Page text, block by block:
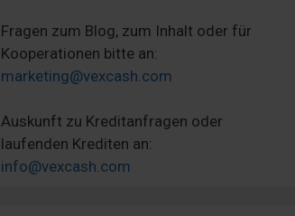
Fragen zum Blog, zum Inhalt oder für
Kooperationen bitte an:
marketing@vexcash.com
Auskunft zu Kreditanfragen oder
laufenden Krediten an:
info@vexcash.com